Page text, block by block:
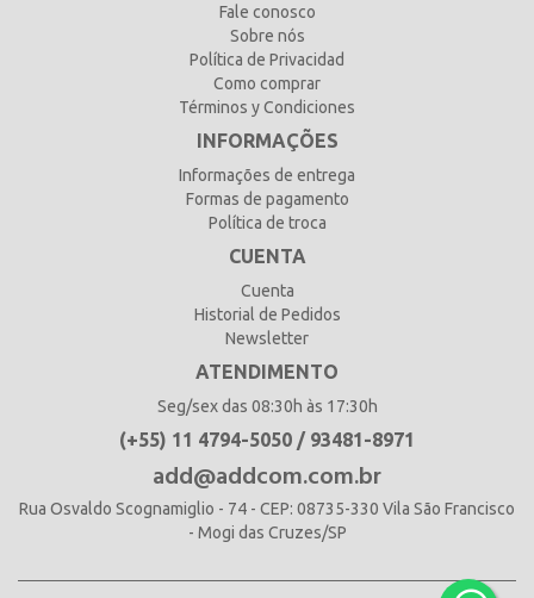
Fale conosco
Sobre nós
Política de Privacidad
Como comprar
Términos y Condiciones
INFORMAÇÕES
Informações de entrega
Formas de pagamento
Política de troca
CUENTA
Cuenta
Historial de Pedidos
Newsletter
ATENDIMENTO
Seg/sex das 08:30h às 17:30h
(+55) 11 4794-5050 / 93481-8971
add@addcom.com.br
Rua Osvaldo Scognamiglio - 74 - CEP: 08735-330 Vila São Francisco
- Mogi das Cruzes/SP